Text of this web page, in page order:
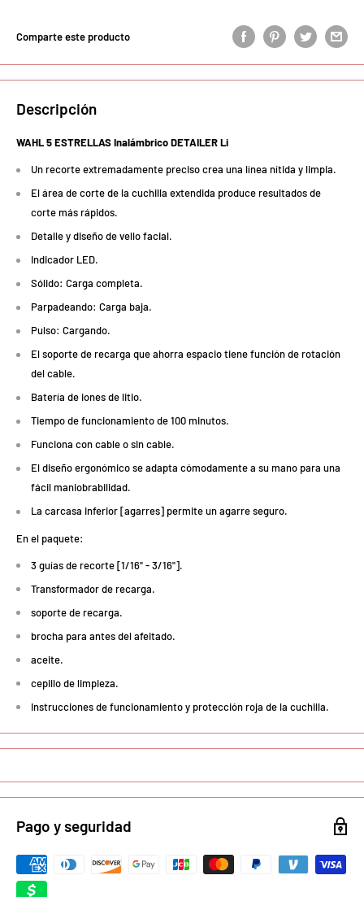
Comparte este producto
Descripción
WAHL 5 ESTRELLAS Inalámbrico DETAILER Li
Un recorte extremadamente preciso crea una línea nítida y limpia.
El área de corte de la cuchilla extendida produce resultados de
corte más rápidos.
Detalle y diseño de vello facial.
Indicador LED.
Sólido: Carga completa.
Parpadeando: Carga baja.
Pulso: Cargando.
El soporte de recarga que ahorra espacio tiene función de rotación
del cable.
Batería de iones de litio.
Tiempo de funcionamiento de 100 minutos.
Funciona con cable o sin cable.
El diseño ergonómico se adapta cómodamente a su mano para una
fácil maniobrabilidad.
La carcasa inferior [agarres] permite un agarre seguro.
En el paquete:
3 guías de recorte [1/16" - 3/16"].
Transformador de recarga.
soporte de recarga.
brocha para antes del afeitado.
aceite.
cepillo de limpieza.
Instrucciones de funcionamiento y protección roja de la cuchilla.
Pago y seguridad